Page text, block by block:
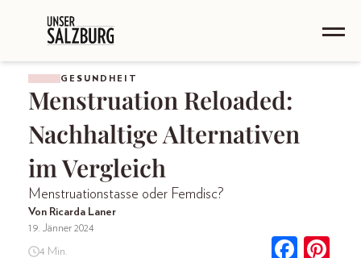
GESUNDHEIT
Menstruation Reloaded:
Nachhaltige Alternativen
im Vergleich
Menstruationstasse oder Femdisc?
Von Ricarda Laner
19. Jänner 2024
4 Min.